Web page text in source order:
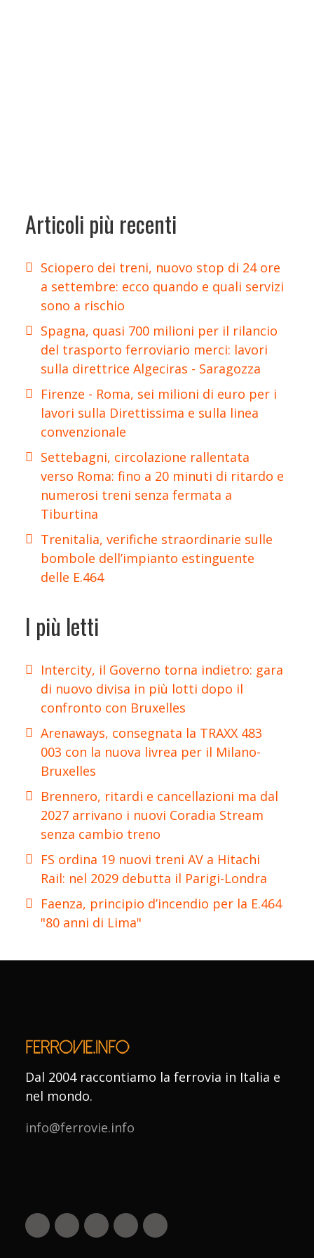
Articoli più recenti
Sciopero dei treni, nuovo stop di 24 ore
a settembre: ecco quando e quali servizi
sono a rischio
Spagna, quasi 700 milioni per il rilancio
del trasporto ferroviario merci: lavori
sulla direttrice Algeciras - Saragozza
Firenze - Roma, sei milioni di euro per i
lavori sulla Direttissima e sulla linea
convenzionale
Settebagni, circolazione rallentata
verso Roma: fino a 20 minuti di ritardo e
numerosi treni senza fermata a
Tiburtina
Trenitalia, verifiche straordinarie sulle
bombole dell’impianto estinguente
delle E.464
I più letti
Intercity, il Governo torna indietro: gara
di nuovo divisa in più lotti dopo il
confronto con Bruxelles
Arenaways, consegnata la TRAXX 483
003 con la nuova livrea per il Milano-
Bruxelles
Brennero, ritardi e cancellazioni ma dal
2027 arrivano i nuovi Coradia Stream
senza cambio treno
FS ordina 19 nuovi treni AV a Hitachi
Rail: nel 2029 debutta il Parigi-Londra
Faenza, principio d’incendio per la E.464
"80 anni di Lima"
Dal 2004 raccontiamo la ferrovia in Italia e
nel mondo.
info@ferrovie.info